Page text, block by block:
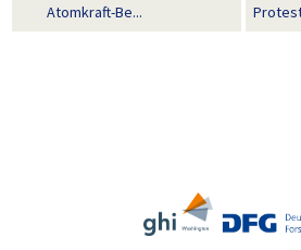
Atomkraft-Be...